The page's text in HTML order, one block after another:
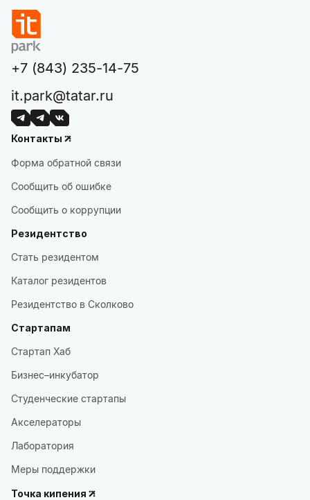
+7 (843) 235-14-75
it.park@tatar.ru
Контакты
Форма обратной связи
Сообщить об ошибке
Сообщить о коррупции
Резидентство
Стать резидентом
Каталог резидентов
Резидентство в Сколково
Стартапам
Стартап Хаб
Бизнес–инкубатор
Студенческие стартапы
Акселераторы
Лаборатория
Меры поддержки
Точка кипения